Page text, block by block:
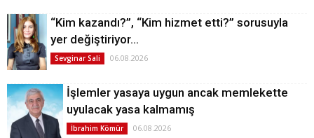
“Kim kazandı?”, “Kim hizmet etti?” sorusuyla
yer değiştiriyor…
Sevginar Sali 06.08.2026
İşlemler yasaya uygun ancak memlekette
uyulacak yasa kalmamış
İbrahim Kömür 06.08.2026